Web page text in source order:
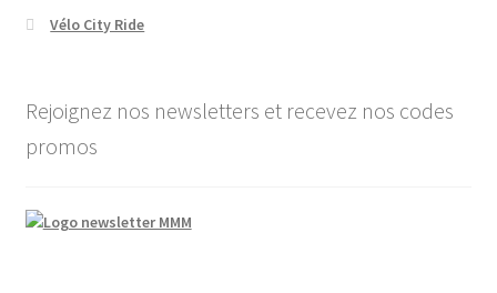
Vélo City Ride
Rejoignez nos newsletters et recevez nos codes
promos